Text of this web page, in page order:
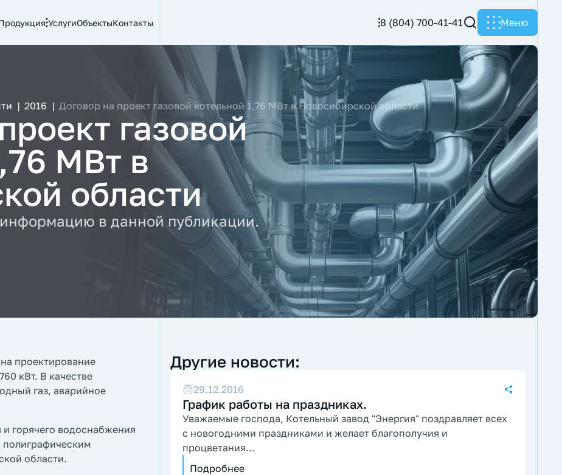
УслугиОбъектыКонтакты 8 (804) 700-41-41 Меню
| 2016 | Договор на проект газовой котельной 1,76 МВт в Новосибирской области
газовой
МВт в
области
в данной публикации.
проектирование
кВт. В качестве
газ, аварийное
горячего водоснабжения
области.
Другие новости:
29.12.2016
График работы на праздниках.
Уважаемые господа, Котельный завод "Энергия" поздравляет всех
с новогодними праздниками и желает благополучия и
процветания...
Подробнее